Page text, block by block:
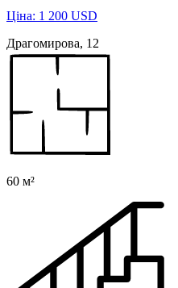
Ціна: 1 200 USD
Драгомирова, 12
60 м²